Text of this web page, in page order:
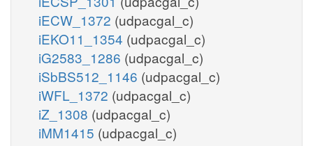
iECW_1372 (udpacgal_c)
iEKO11_1354 (udpacgal_c)
iG2583_1286 (udpacgal_c)
iSbBS512_1146 (udpacgal_c)
iWFL_1372 (udpacgal_c)
iZ_1308 (udpacgal_c)
iMM1415 (udpacgal_c)